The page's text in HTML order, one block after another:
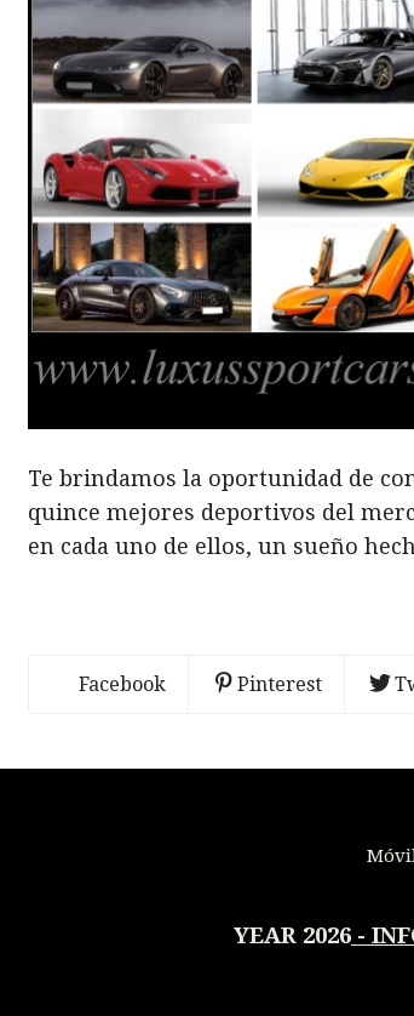
Te brindamos la oportunidad de
quince mejores deportivos del
en cada uno de ellos, un sueño
Facebook Pinterest
YEAR 2026 -